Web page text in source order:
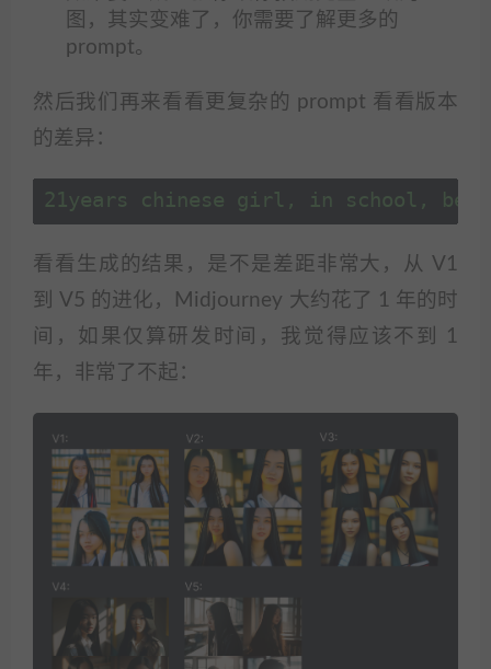
图，其实变难了，你需要了解更多的
prompt。
然后我们再来看看更复杂的 prompt 看看版本
的差异：
21years chinese girl, in school,
看看生成的结果，是不是差距非常大，从 V1
到 V5 的进化，Midjourney 大约花了 1 年的时
间，如果仅算研发时间，我觉得应该不到 1
年，非常了不起：